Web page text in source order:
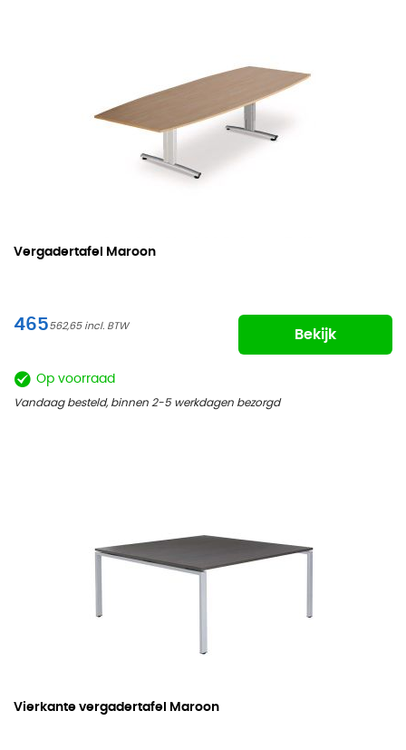
Vergadertafel Maroon
465562,65
Bekijk
Op voorraad
Vandaag besteld, binnen 2-5 werkdagen bezorgd
Vierkante vergadertafel Maroon